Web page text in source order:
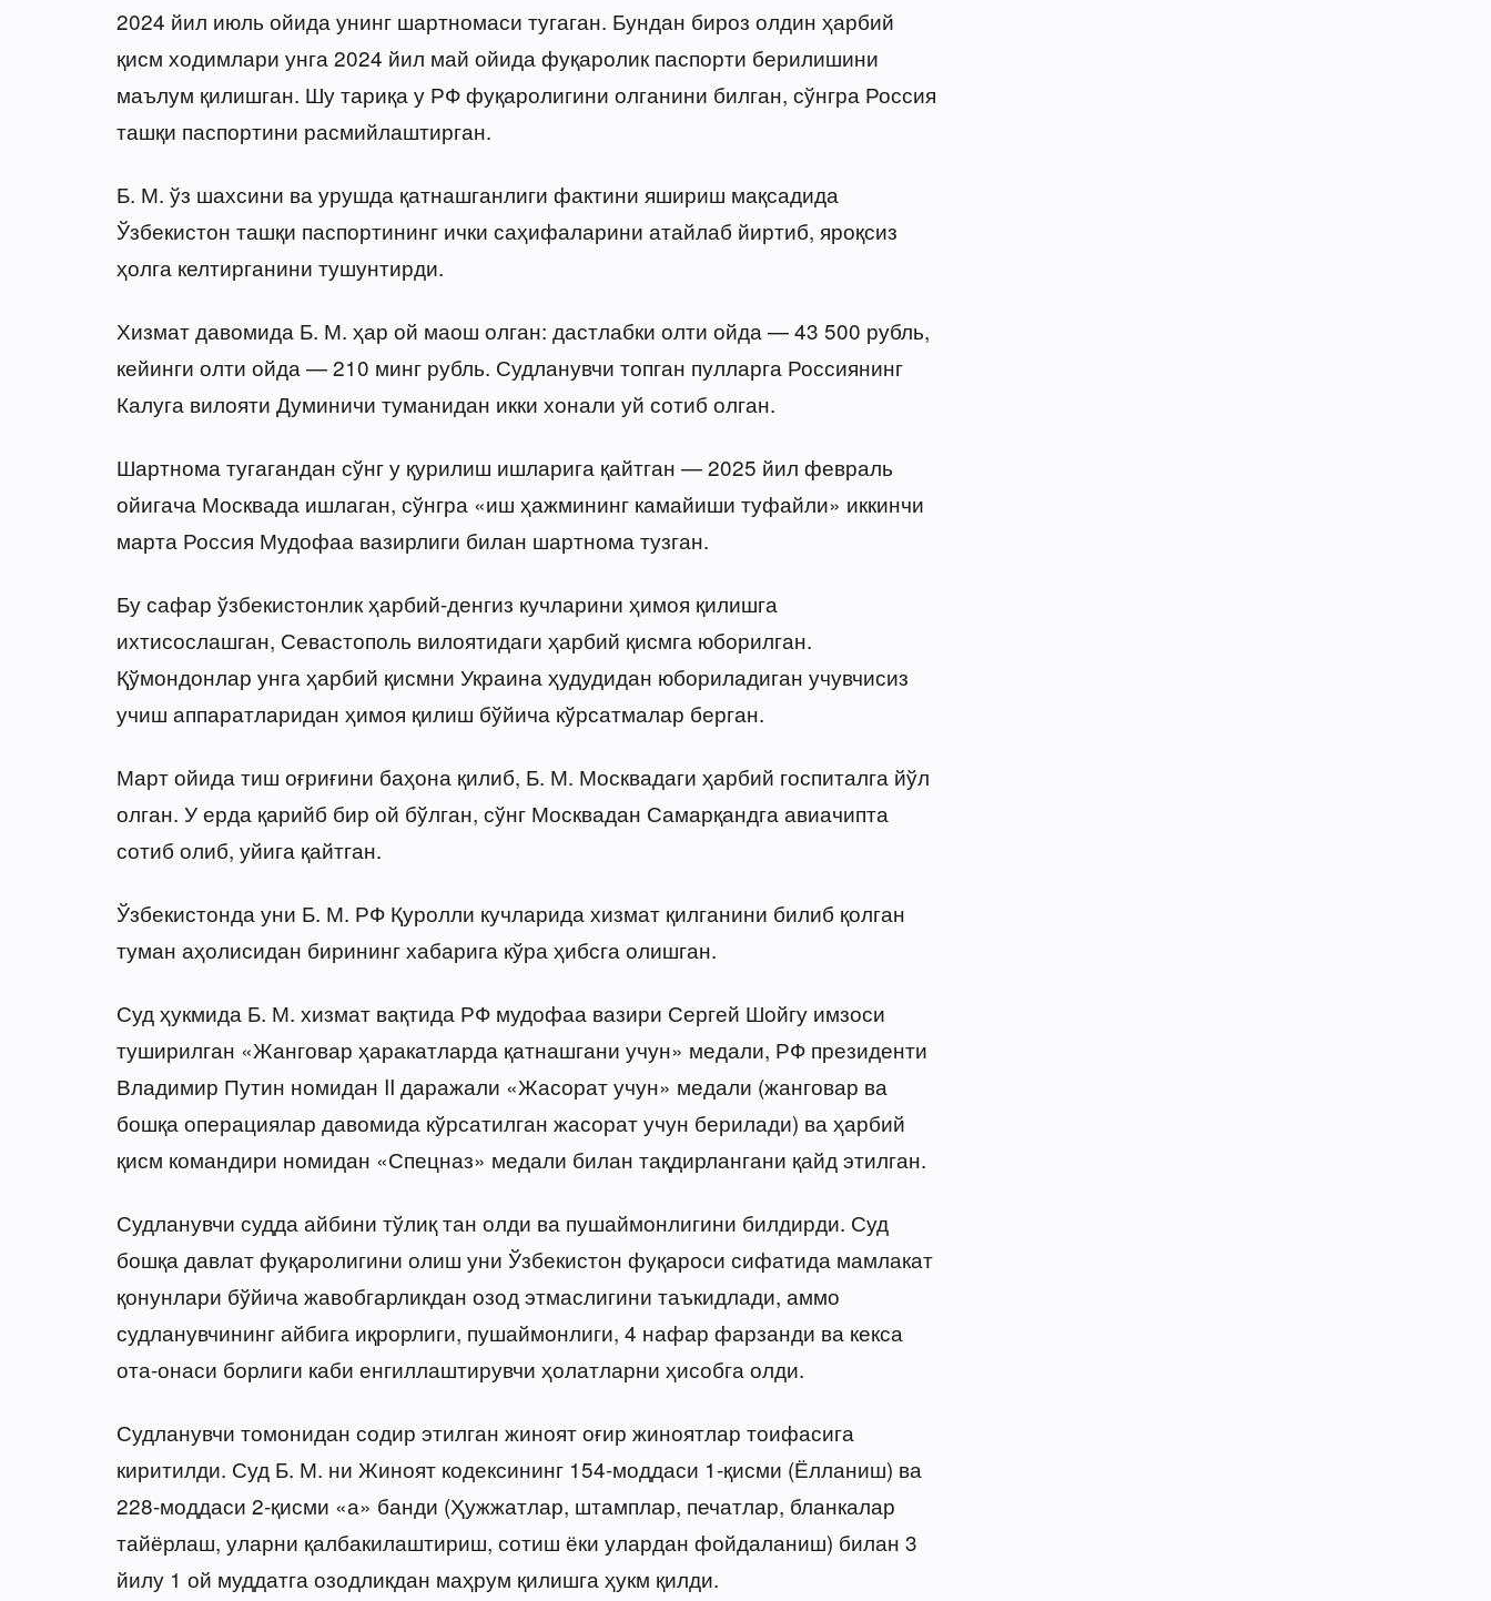
2024 йил июль ойида унинг шартномаси тугаган. Бундан бироз олдин ҳарбий
қисм ходимлари унга 2024 йил май ойида фуқаролик паспорти берилишини
маълум қилишган. Шу тариқа у РФ фуқаролигини олганини билган, сўнгра Россия
ташқи паспортини расмийлаштирган.
Б. М. ўз шахсини ва урушда қатнашганлиги фактини яшириш мақсадида
Ўзбекистон ташқи паспортининг ички саҳифаларини атайлаб йиртиб, яроқсиз
ҳолга келтирганини тушунтирди.
Хизмат давомида Б. М. ҳар ой маош олган: дастлабки олти ойда — 43 500 рубль,
кейинги олти ойда — 210 минг рубль. Судланувчи топган пулларга Россиянинг
Калуга вилояти Думиничи туманидан икки хонали уй сотиб олган.
Шартнома тугагандан сўнг у қурилиш ишларига қайтган — 2025 йил февраль
ойигача Москвада ишлаган, сўнгра «иш ҳажмининг камайиши туфайли» иккинчи
марта Россия Мудофаа вазирлиги билан шартнома тузган.
Бу сафар ўзбекистонлик ҳарбий-денгиз кучларини ҳимоя қилишга
ихтисослашган, Севастополь вилоятидаги ҳарбий қисмга юборилган.
Қўмондонлар унга ҳарбий қисмни Украина ҳудудидан юбориладиган учувчисиз
учиш аппаратларидан ҳимоя қилиш бўйича кўрсатмалар берган.
Март ойида тиш оғриғини баҳона қилиб, Б. М. Москвадаги ҳарбий госпиталга йўл
олган. У ерда қарийб бир ой бўлган, сўнг Москвадан Самарқандга авиачипта
сотиб олиб, уйига қайтган.
Ўзбекистонда уни Б. М. РФ Қуролли кучларида хизмат қилганини билиб қолган
туман аҳолисидан бирининг хабарига кўра ҳибсга олишган.
Суд ҳукмида Б. М. хизмат вақтида РФ мудофаа вазири Сергей Шойгу имзоси
туширилган «Жанговар ҳаракатларда қатнашгани учун» медали, РФ президенти
Владимир Путин номидан II даражали «Жасорат учун» медали (жанговар ва
бошқа операциялар давомида кўрсатилган жасорат учун берилади) ва ҳарбий
қисм командири номидан «Спецназ» медали билан тақдирлангани қайд этилган.
Судланувчи судда айбини тўлиқ тан олди ва пушаймонлигини билдирди. Суд
бошқа давлат фуқаролигини олиш уни Ўзбекистон фуқароси сифатида мамлакат
қонунлари бўйича жавобгарликдан озод этмаслигини таъкидлади, аммо
судланувчининг айбига иқрорлиги, пушаймонлиги, 4 нафар фарзанди ва кекса
ота-онаси борлиги каби енгиллаштирувчи ҳолатларни ҳисобга олди.
Судланувчи томонидан содир этилган жиноят оғир жиноятлар тоифасига
киритилди. Суд Б. М. ни Жиноят кодексининг 154-моддаси 1-қисми (Ёлланиш) ва
228-моддаси 2-қисми «а» банди (Ҳужжатлар, штамплар, печатлар, бланкалар
тайёрлаш, уларни қалбакилаштириш, сотиш ёки улардан фойдаланиш) билан 3
йилу 1 ой муддатга озодликдан маҳрум қилишга ҳукм қилди.